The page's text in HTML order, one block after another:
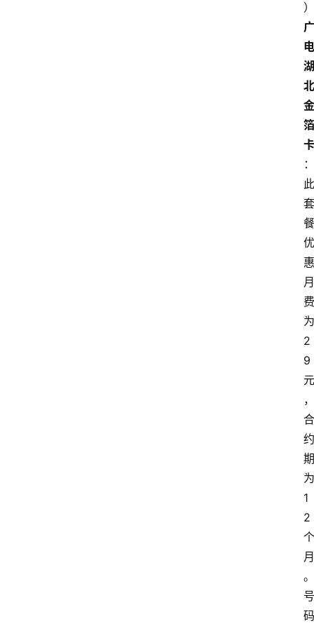
）
广
电
湖
北
金
箔
卡
：
此
套
餐
优
惠
月
费
为
2
9
元
，
合
约
期
为
1
2
个
月
。
号
码